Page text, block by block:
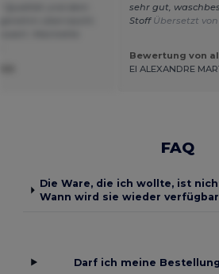
sehr gut,
Stoff Übersetzt
Bewertung von
EI ALEXANDRE
FAQ
Die Ware, die ich wollte, ist
Wann wird sie wieder verfügbar
Darf ich meine